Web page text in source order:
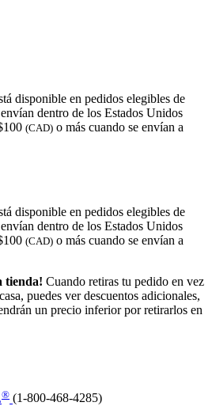
disponible en pedidos elegibles de
dentro de los Estados Unidos
(CAD) o más cuando se envían a
disponible en pedidos elegibles de
dentro de los Estados Unidos
(CAD) o más cuando se envían a
tienda! Cuando retiras tu pedido en vez
puedes ver descuentos adicionales,
un precio inferior por retirarlos en
® (1-800-468-4285)